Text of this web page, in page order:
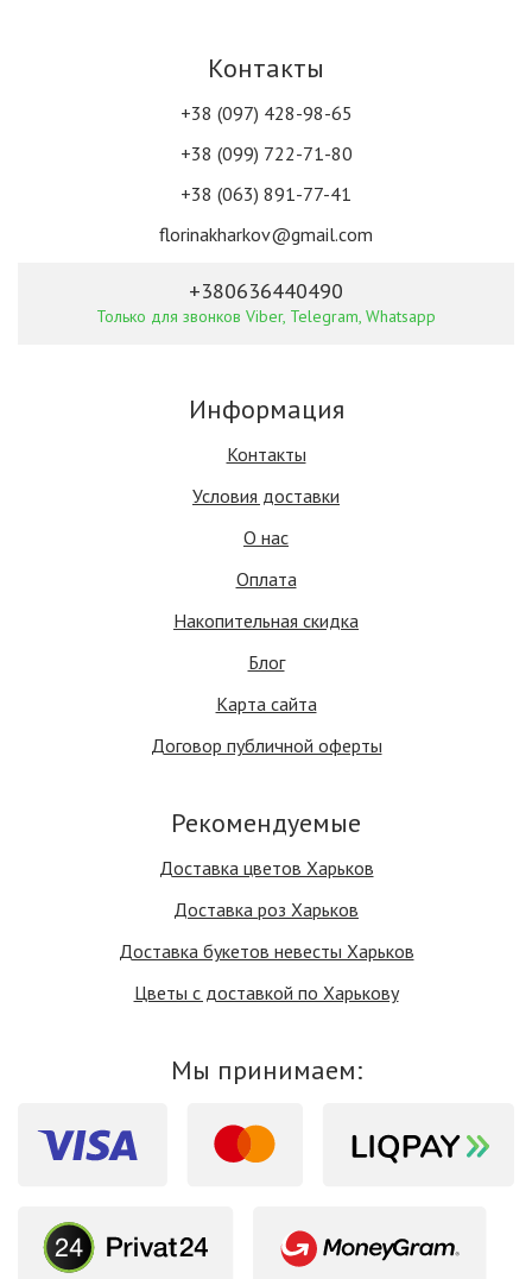
Контакты
+38 (097) 428-98-65
+38 (099) 722-71-80
+38 (063) 891-77-41
florinakharkov@gmail.com
+380636440490
Только для звонков Viber, Telegram, Whatsapp
Информация
Контакты
Условия доставки
О нас
Оплата
Накопительная скидка
Блог
Карта сайта
Договор публичной оферты
Рекомендуемые
Доставка цветов Харьков
Доставка роз Харьков
Доставка букетов невесты Харьков
Цветы с доставкой по Харькову
Мы принимаем: